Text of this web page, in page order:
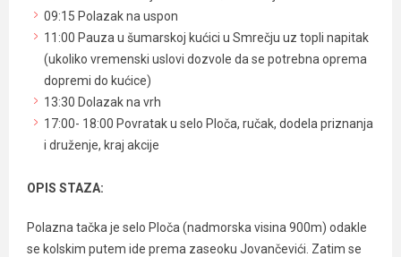
09:15 Polazak na uspon
11:00 Pauza u šumarskoj kućici u Smrečju uz topli napitak
(ukoliko vremenski uslovi dozvole da se potrebna oprema
dopremi do kućice)
13:30 Dolazak na vrh
17:00- 18:00 Povratak u selo Ploča, ručak, dodela priznanja
i druženje, kraj akcije
OPIS STAZA:
Polazna tačka je selo Ploča (nadmorska visina 900m) odakle
se kolskim putem ide prema zaseoku Jovančevići. Zatim se